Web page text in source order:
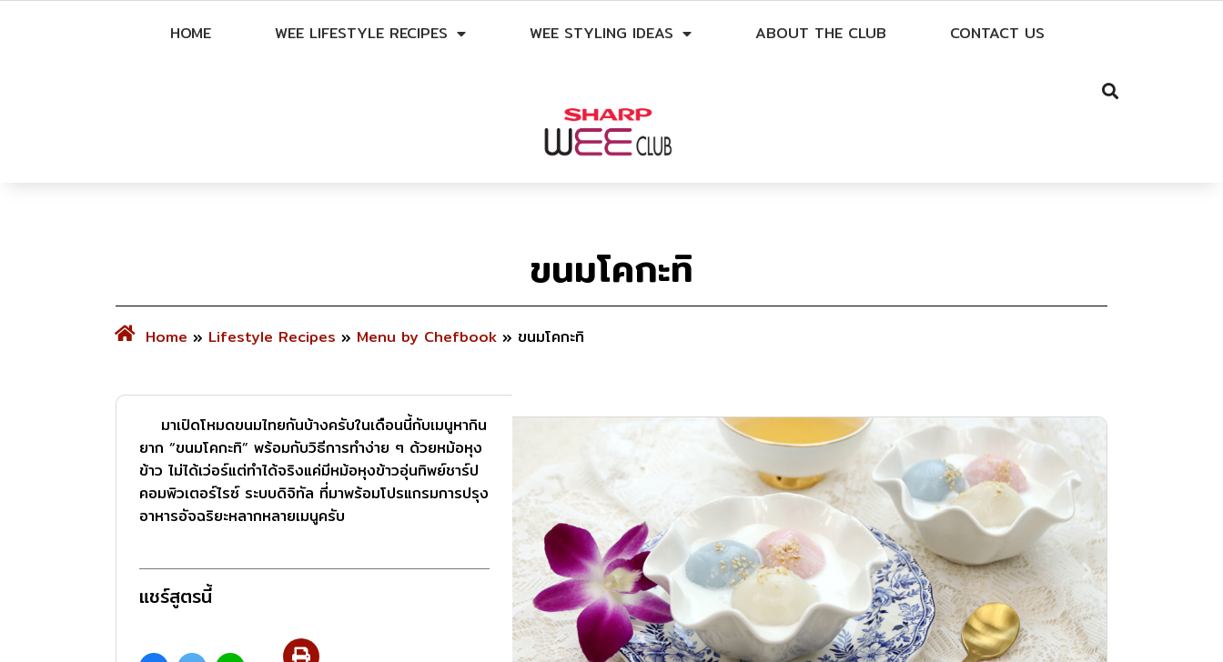
HOME WEE LIFESTYLE RECIPES WEE STYLING IDEAS ABOUT THE CLUB CONTACT US
ขนมโคกะทิ
Home » Lifestyle Recipes » Menu by Chefbook » ขนมโคกะทิ
มาเปิดโหมดขนมไทยกันบ้างครับในเดือนนี้กับเมนูหากิน
ยาก “ขนมโคกะทิ” พร้อมกับวิธีการทำง่าย ๆ ด้วยหม้อหุง
ข้าว ไม่ได้เว่อร์แต่ทำได้จริงแค่มีหม้อหุงข้าวอุ่นทิพย์ชาร์ป
คอมพิวเตอร์ไรซ์ ระบบดิจิทัล ที่มาพร้อมโปรแกรมการปรุง
อาหารอัจฉริยะหลากหลายเมนูครับ
แชร์สูตรนี้